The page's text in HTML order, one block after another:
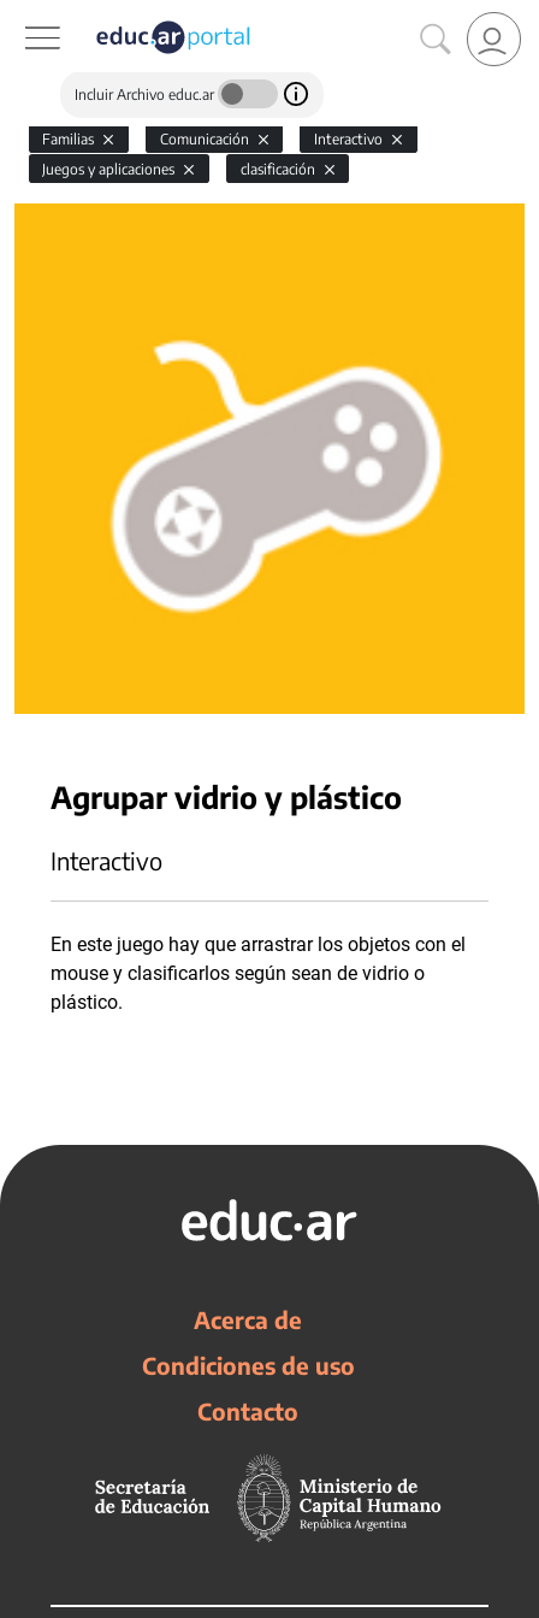
Incluir Archivo educ.ar
Familias Comunicación
Interactivo
Juegos y aplicaciones
clasificación
Agrupar vidrio y plástico
Interactivo
En este juego hay que arrastrar los objetos con el
mouse y clasificarlos según sean de vidrio o
plástico.
Acerca de
Condiciones de uso
Contacto